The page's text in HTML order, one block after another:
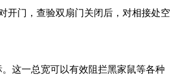
开门，查验双扇门关闭后，对相接处空
。这一总宽可以有效阻拦黑家鼠等各种